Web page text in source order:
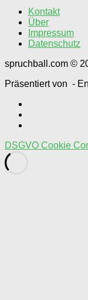
Kontakt
Über
Impressum
Datenschutz
spruchball.com ©
Präsentiert von -
DSGVO Cookie